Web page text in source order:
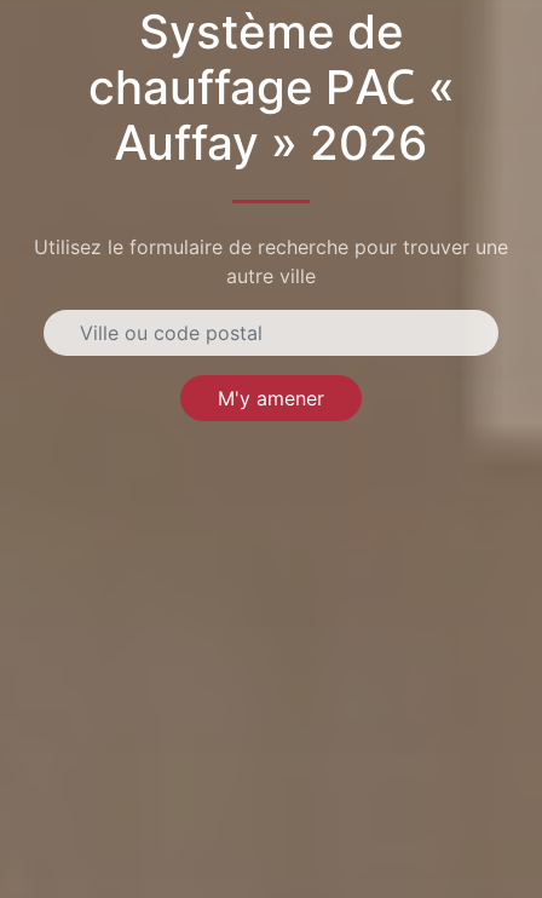
Système de
chauffage PAC «
Auffay » 2026
Utilisez le formulaire de recherche pour trouver une
autre ville
M'y amener